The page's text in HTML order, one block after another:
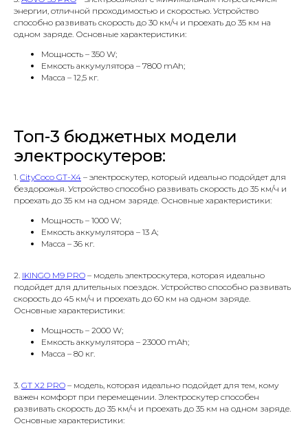
энергии, отличной проходимостью и скоростью. Устройство
способно развивать скорость до 30 км/ч и проехать до 35 км на
одном заряде. Основные характеристики:
Мощность – 350 W;
Емкость аккумулятора – 7800 mAh;
Масса – 12,5 кг.
Топ-3 бюджетных модели
электроскутеров:
1. CityCoco GT-X4 – электроскутер, который идеально подойдет для
бездорожья. Устройство способно развивать скорость до 35 км/ч и
проехать до 35 км на одном заряде. Основные характеристики:
Мощность – 1000 W;
Емкость аккумулятора – 13 A;
Масса – 36 кг.
2. IKINGO M9 PRO – модель электроскутера, которая идеально
подойдет для длительных поездок. Устройство способно развивать
скорость до 45 км/ч и проехать до 60 км на одном заряде.
Основные характеристики:
Мощность – 2000 W;
Емкость аккумулятора – 23000 mAh;
Масса – 80 кг.
3. GT X2 PRO – модель, которая идеально подойдет для тем, кому
важен комфорт при перемещении. Электроскутер способен
развивать скорость до 35 км/ч и проехать до 35 км на одном заряде.
Основные характеристики: